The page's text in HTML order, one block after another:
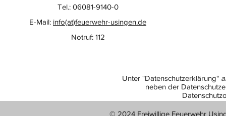
Tel.: 06081-9140-0
E-Mail: info(at)feuerwehr-usingen.de
Notruf: 112
Unter "Datenschutzerklärung"
neben der
© 2024 Freiwillige Feuerwehr